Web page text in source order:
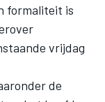
formaliteit is
vrijdag
de